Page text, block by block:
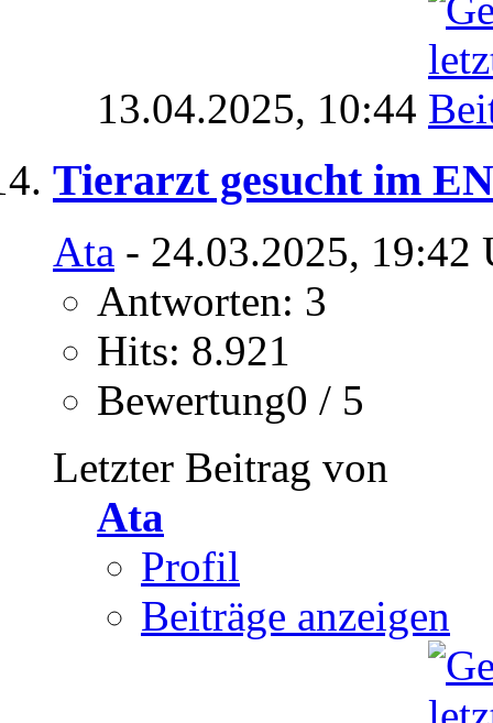
13.04.2025, 10:44
Tierarzt gesucht im
Ata - 24.03.2025, 19:42
Antworten: 3
Hits: 8.921
Bewertung0 / 5
Letzter Beitrag von
Ata
Profil
Beiträge anzeigen